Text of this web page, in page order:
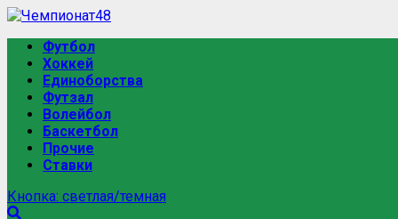
Перейти
содержимому
Основное
меню
Футбол
Хоккей
Единоборства
Футзал
Волейбол
Баскетбол
Прочие
Ставки
Кнопка: светлая/темная